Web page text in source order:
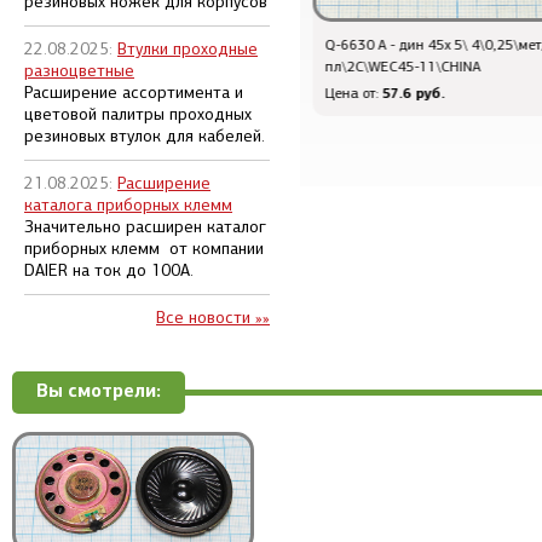
22.08.2025: Втулки проходные
разноцветные
Расширение ассортимента и
цветовой палитры проходных
резиновых втулок для кабелей.
21.08.2025: Расширение
каталога приборных клемм
Значительно расширен каталог
приборных клемм от компании
DAIER на ток до 100А.
Все новости »»
Q-6630 A - дин 45x 5\ 4\0,25\мет/
пл\2C\WEC45-11\CHINA
Цена от:57.6 руб.
Q-2507 - шт мик
Цена от:571.2 руб.
Вы смотрели: